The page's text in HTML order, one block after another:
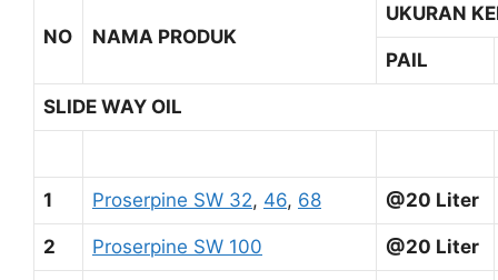
NO NAMA PRODUK
UKURAN
PAIL
SLIDE WAY OIL
1 Proserpine SW 32, 46, 68 @20 Liter
2 Proserpine SW 100 @20 Liter